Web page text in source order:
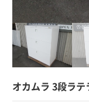
オカムラ 3段ラ